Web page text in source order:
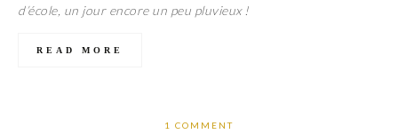
d’école, un jour encore un peu pluvieux !
READ MORE
1 COMMENT